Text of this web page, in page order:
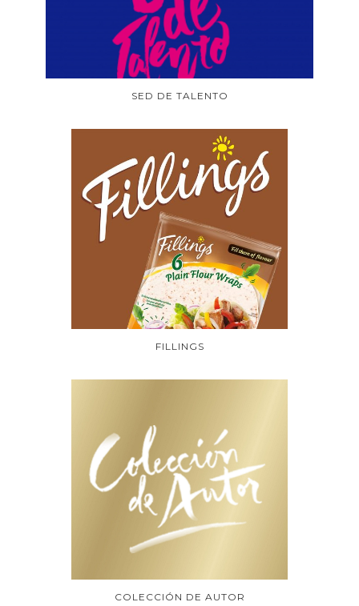
SED DE TALENTO
FILLINGS
COLECCIÓN DE AUTOR